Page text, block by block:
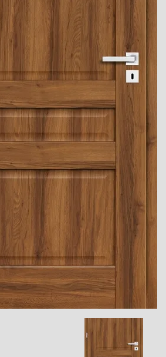
Na ogrzewanie
Piankowe
Naturalne
Polimerowe
Listwy
PVC
Wykończenia do
PROMOCJE
Drzwi bez VAT
Montaż gratis
Darmowa dostawa
MONTAŻ
KONTAKT